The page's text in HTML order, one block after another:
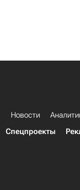
Новости
Спецпроекты